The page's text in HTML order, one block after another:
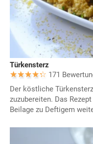
Türkensterz
171
Der köstliche
zuzubereiten. Das
Beilage zu Deftigem